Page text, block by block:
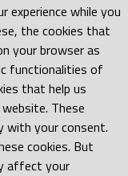
experience while you
the cookies that
your browser as
functionalities of
that help us
These
with your consent.
cookies. But
affect your